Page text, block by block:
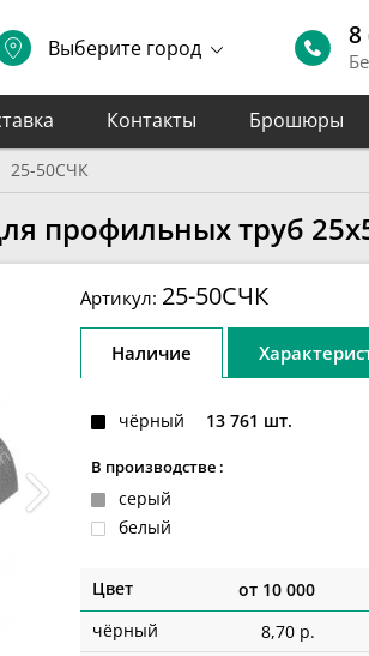
Выберите город 8
Контакты Брошюры
25-50СЧК
профильных труб
Артикул: 25-50СЧК
Наличие
чёрный 13 761 шт.
В производстве :
серый
белый
Цвет от 10 000
чёрный
8,70 р.